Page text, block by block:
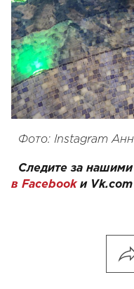
Фото: Instagram
Следите за
в Facebookи Vk.com